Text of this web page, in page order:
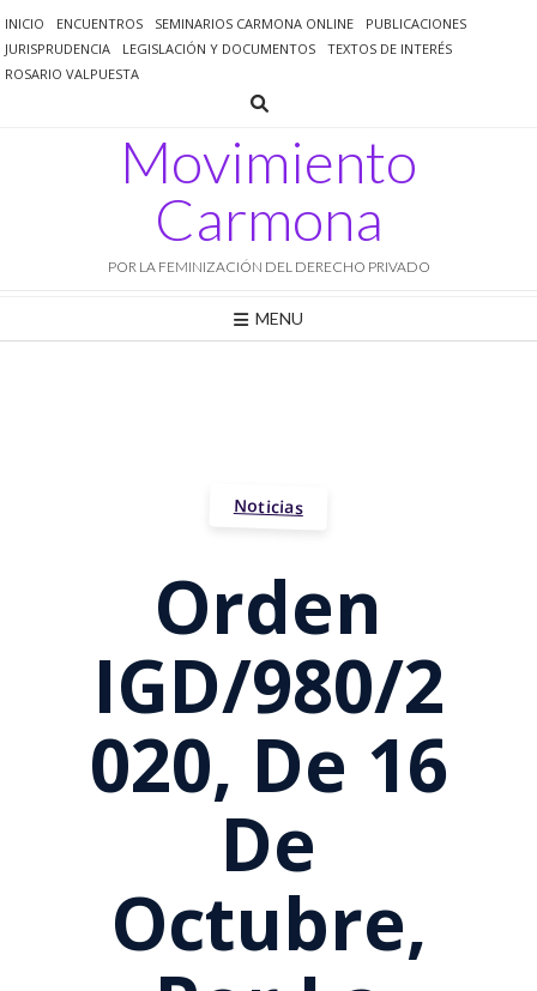
al
contenido
INICIO ENCUENTROS SEMINARIOS CARMONA ONLINE
PUBLICACIONES
JURISPRUDENCIA
LEGISLACIÓN Y DOCUMENTOS
TEXTOS DE INTERÉS
ROSARIO VALPUESTA
Movimiento
Carmona
POR LA FEMINIZACIÓN DEL DERECHO PRIVADO
MENU
Noticias
Orden
IGD/980/2
020, De 16
De
Octubre,